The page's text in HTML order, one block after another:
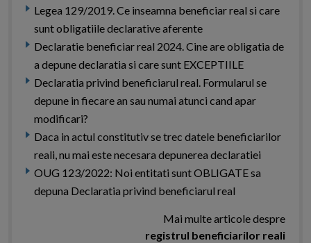
Legea 129/2019. Ce inseamna beneficiar real si care
sunt obligatiile declarative aferente
Declaratie beneficiar real 2024. Cine are obligatia de
a depune declaratia si care sunt EXCEPTIILE
Declaratia privind beneficiarul real. Formularul se
depune in fiecare an sau numai atunci cand apar
modificari?
Daca in actul constitutiv se trec datele beneficiarilor
reali, nu mai este necesara depunerea declaratiei
OUG 123/2022: Noi entitati sunt OBLIGATE sa
depuna Declaratia privind beneficiarul real
Mai multe articole despre
registrul beneficiarilor reali